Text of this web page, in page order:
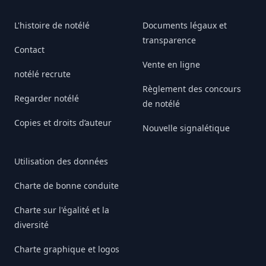
L'histoire de notélé
Contact
notélé recrute
Regarder notélé
Copies et droits d’auteur
Utilisation des données
Charte de bonne conduite
Charte sur l'égalité et la
diversité
Charte graphique et logos
Documents légaux et
transparence
Vente en ligne
Règlement des concours
de notélé
Nouvelle signalétique